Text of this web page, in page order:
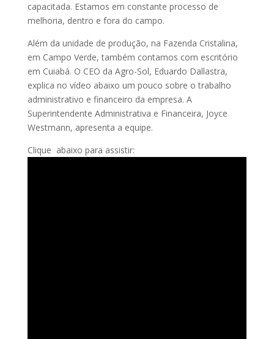
capacitada. Estamos em constante processo de
melhoria, dentro e fora do campo.
Além da unidade de produção, na Fazenda Cristalina,
em Campo Verde, também contamos com escritório
em Cuiabá. O CEO da Agro-Sol, Eduardo Dallastra,
explica no vídeo abaixo um pouco sobre o trabalho
administrativo e financeiro da empresa. A
Superintendente Administrativa e Financeira, Joyce
Westmann, apresenta a equipe.
Clique abaixo para assistir: